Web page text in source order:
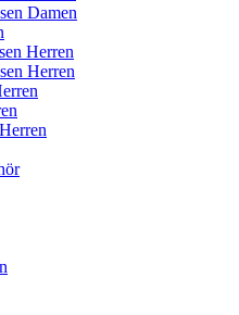
Damen
Herren
Herren